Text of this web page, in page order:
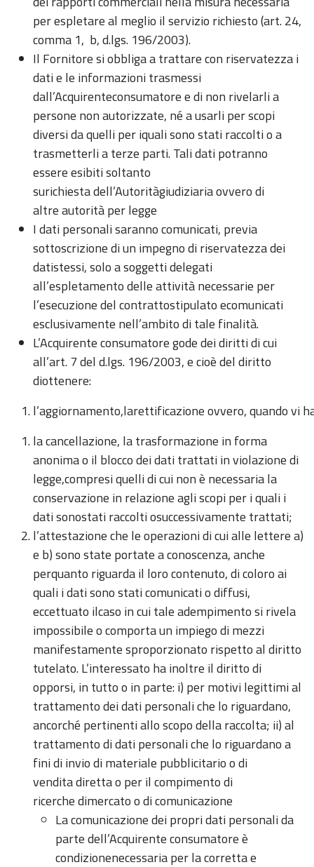
per espletare al meglio il servizio richiesto (art. 24,
comma 1, b, d.lgs. 196/2003).
Il Fornitore si obbliga a trattare con riservatezza i
dati e le informazioni trasmessi
dall’Acquirenteconsumatore e di non rivelarli a
persone non autorizzate, né a usarli per scopi
diversi da quelli per iquali sono stati raccolti o a
trasmetterli a terze parti. Tali dati potranno
essere esibiti soltanto
surichiesta dell’Autoritàgiudiziaria ovvero di
altre autorità per legge
I dati personali saranno comunicati, previa
sottoscrizione di un impegno di riservatezza dei
datistessi, solo a soggetti delegati
all’espletamento delle attività necessarie per
l’esecuzione del contrattostipulato ecomunicati
esclusivamente nell’ambito di tale finalità.
L’Acquirente consumatore gode dei diritti di cui
all’art. 7 del d.lgs. 196/2003, e cioè del diritto
diottenere:
l’aggiornamento,larettificazione ovvero, quando vi
la cancellazione, la trasformazione in forma
anonima o il blocco dei dati trattati in violazione di
legge,compresi quelli di cui non è necessaria la
conservazione in relazione agli scopi per i quali i
dati sonostati raccolti osuccessivamente trattati;
l’attestazione che le operazioni di cui alle lettere a)
e b) sono state portate a conoscenza, anche
perquanto riguarda il loro contenuto, di coloro ai
quali i dati sono stati comunicati o diffusi,
eccettuato ilcaso in cui tale adempimento si rivela
impossibile o comporta un impiego di mezzi
manifestamente sproporzionato rispetto al diritto
tutelato. L’interessato ha inoltre il diritto di
opporsi, in tutto o in parte: i) per motivi legittimi al
trattamento dei dati personali che lo riguardano,
ancorché pertinenti allo scopo della raccolta; ii) al
trattamento di dati personali che lo riguardano a
fini di invio di materiale pubblicitario o di
vendita diretta o per il compimento di
ricerche dimercato o di comunicazione
La comunicazione dei propri dati personali da
parte dell’Acquirente consumatore è
condizionenecessaria per la corretta e